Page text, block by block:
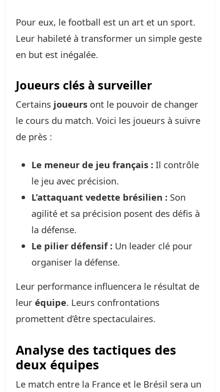
Pour eux, le football est un art et un sport.
Leur habileté à transformer un simple geste
en but est inégalée.
Joueurs clés à surveiller
Certains joueurs ont le pouvoir de changer
le cours du match. Voici les joueurs à suivre
de près :
Le meneur de jeu français : Il contrôle
le jeu avec précision.
L’attaquant vedette brésilien : Son
agilité et sa précision posent des défis à
la défense.
Le pilier défensif : Un leader clé pour
organiser la défense.
Leur performance influencera le résultat de
leur équipe. Leurs confrontations
promettent d’être spectaculaires.
Analyse des tactiques des
deux équipes
Le match entre la France et le Brésil sera un